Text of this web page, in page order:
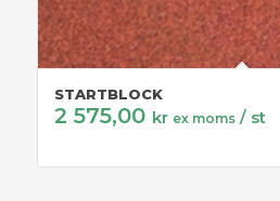
STARTBLOCK
2 575,00 kr ex moms / st